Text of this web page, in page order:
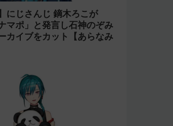
にじさんじ 鏑木ろこが
マポ」と発言し石神のぞみ
カイブをカット【あらなみ